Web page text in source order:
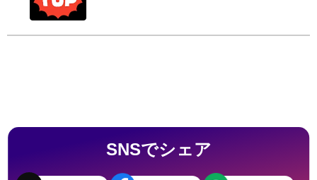
にしてください。
SNSでシェア